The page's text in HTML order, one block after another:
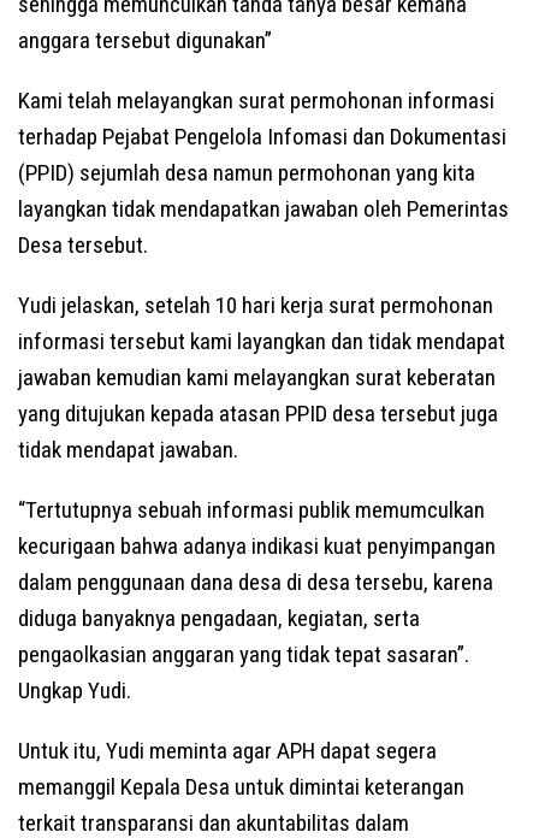
anggara tersebut digunakan”
Kami telah melayangkan surat permohonan informasi
terhadap Pejabat Pengelola Infomasi dan Dokumentasi
(PPID) sejumlah desa namun permohonan yang kita
layangkan tidak mendapatkan jawaban oleh Pemerintas
Desa tersebut.
Yudi jelaskan, setelah 10 hari kerja surat permohonan
informasi tersebut kami layangkan dan tidak mendapat
jawaban kemudian kami melayangkan surat keberatan
yang ditujukan kepada atasan PPID desa tersebut juga
tidak mendapat jawaban.
“Tertutupnya sebuah informasi publik memumculkan
kecurigaan bahwa adanya indikasi kuat penyimpangan
dalam penggunaan dana desa di desa tersebu, karena
diduga banyaknya pengadaan, kegiatan, serta
pengaolkasian anggaran yang tidak tepat sasaran”.
Ungkap Yudi.
Untuk itu, Yudi meminta agar APH dapat segera
memanggil Kepala Desa untuk dimintai keterangan
terkait transparansi dan akuntabilitas dalam